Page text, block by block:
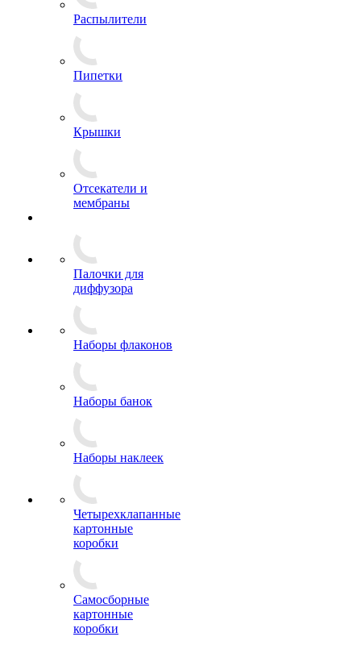
Распылители
Пипетки
Крышки
Отсекатели и
мембраны
Палочки для
диффузора
Наборы флаконов
Наборы банок
Наборы наклеек
Четырехклапанные
картонные
коробки
Самосборные
картонные
коробки